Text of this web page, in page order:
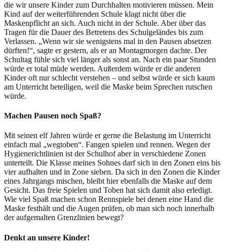
die wir unsere Kinder zum Durchhalten motivieren müssen. Mein
Kind auf der weiterführenden Schule klagt nicht über die
Maskenpflicht an sich. Auch nicht in der Schule. Aber über das
Tragen für die Dauer des Betretens des Schulgeländes bis zum
Verlassen. „Wenn wir sie wenigstens mal in den Pausen absetzen
dürften!“, sagte er gestern, als er an Montagmorgen dachte. Der
Schultag fühle sich viel länger als sonst an. Nach ein paar Stunden
würde er total müde werden. Außerdem würde er die anderen
Kinder oft nur schlecht verstehen – und selbst würde er sich kaum
am Unterricht beteiligen, weil die Maske beim Sprechen rutschen
würde.
Machen Pausen noch Spaß?
Mit seinen elf Jahren würde er gerne die Belastung im Unterricht
einfach mal „wegtoben“. Fangen spielen und rennen. Wegen der
Hygienerichtlinien ist der Schulhof aber in verschiedene Zonen
unterteilt. Die Klasse meines Sohnes darf sich in den Zonen eins bis
vier aufhalten und in Zone sieben. Da sich in den Zonen die Kinder
eines Jahrgangs mischen, bleibt hier ebenfalls die Maske auf dem
Gesicht. Das freie Spielen und Toben hat sich damit also erledigt.
Wie viel Spaß machen schon Rennspiele bei denen eine Hand die
Maske festhält und die Augen prüfen, ob man sich noch innerhalb
der aufgemalten Grenzlinien bewegt?
Denkt an unsere Kinder!